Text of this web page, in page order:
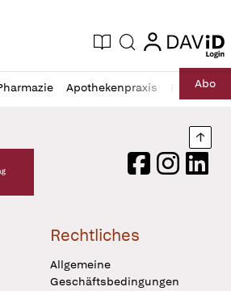
Zeitung
Aktuelle Ausgabe
Suche login
login
Apothekenpraxis RechtAbo
Verlag Logo
FacebookInstagram
Rechtliches
Allgemeine
Geschäftsbedingungen